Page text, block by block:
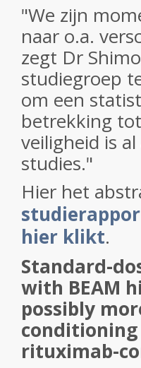
"We zijn
naar o.a.
zegt Dr
studiegroep
om een
betrekking
veiligheid is
studies."
Hier het
hier klikt.
Standard-
with BEAM
possibly
conditioning
rituximab-